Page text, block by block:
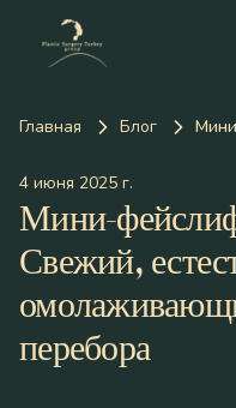
Главная Блог
4 июня 2025 г.
Мини-
Свежий,
перебора